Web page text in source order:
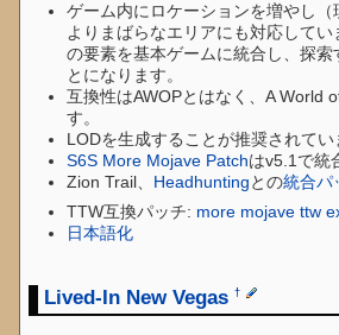
ゲーム内にロケーションを増やし
よりまばらなエリアにも対応して
の要素を基本ゲームに統合し、探索
とになります。
互換性はAWOPとはなく、A World
す。
LODを生成することが推奨されてい
S6S More Mojave Patchはv5.1で統
Zion Trail、 Headhuntingとの統合パ
TTW互換パッチ: more mojave ttw
日本語化
Lived-In New Vegas †